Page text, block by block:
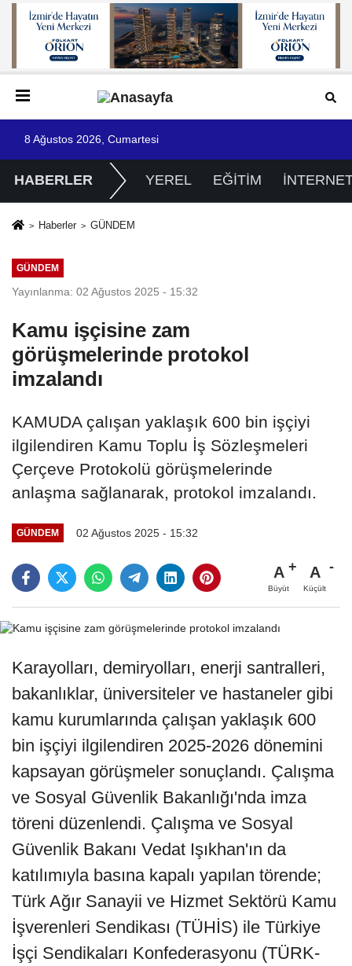
8 Ağustos 2026, Cumartesi
HABERLER YEREL EĞİTİM
Haberler GÜNDEM
GÜNDEM
Yayınlanma: 02 Ağustos 2025 - 15:32
Kamu işçisine zam
görüşmelerinde protokol
imzalandı
KAMUDA çalışan yaklaşık 600 bin işçiyi
ilgilendiren Kamu Toplu İş Sözleşmeleri
Çerçeve Protokolü görüşmelerinde
anlaşma sağlanarak, protokol imzalandı.
GÜNDEM 02 Ağustos 2025 - 15:32
A
Büyüt
A
Küçült
Karayolları, demiryolları, enerji santralleri,
bakanlıklar, üniversiteler ve hastaneler gibi
kamu kurumlarında çalışan yaklaşık 600
bin işçiyi ilgilendiren 2025-2026 dönemini
kapsayan görüşmeler sonuçlandı. Çalışma
ve Sosyal Güvenlik Bakanlığı'nda imza
töreni düzenlendi. Çalışma ve Sosyal
Güvenlik Bakanı Vedat Işıkhan'ın da
katılımıyla basına kapalı yapılan törende;
Türk Ağır Sanayii ve Hizmet Sektörü Kamu
İşverenleri Sendikası (TÜHİS) ile Türkiye
İşçi Sendikaları Konfederasyonu (TÜRK-